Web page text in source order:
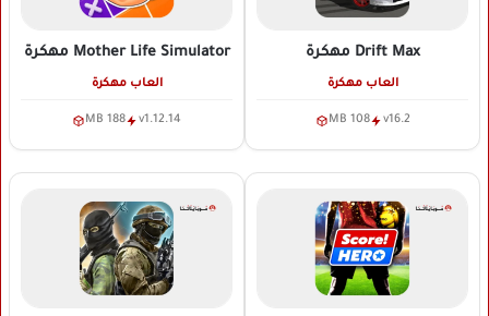
Drift Max مهكرة
العاب مهكرة
v16.2
108 MB
Mother Life Simulator مهكرة
العاب مهكرة
v1.12.14
188 MB